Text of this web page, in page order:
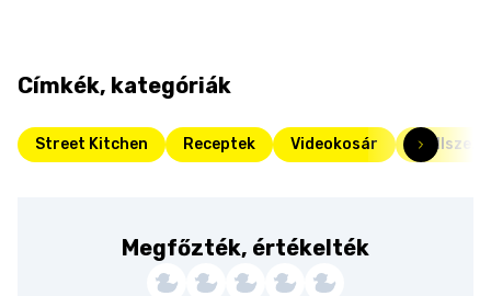
Címkék, kategóriák
Street Kitchen Receptek Videokosár
Megfőzték, értékelték